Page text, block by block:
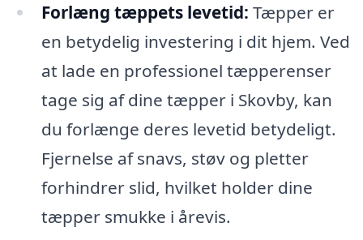
Forlæng tæppets levetid: Tæpper er
en betydelig investering i dit hjem. Ved
at lade en professionel tæpperenser
tage sig af dine tæpper i Skovby, kan
du forlænge deres levetid betydeligt.
Fjernelse af snavs, støv og pletter
forhindrer slid, hvilket holder dine
tæpper smukke i årevis.